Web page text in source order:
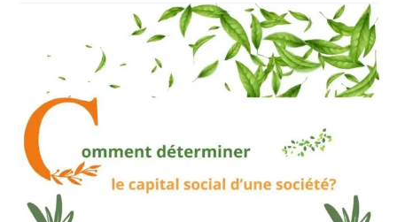
capital
social
d’une
société?